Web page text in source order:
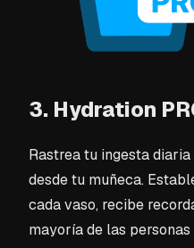
3. Hydration
Rastrea tu ingesta
desde tu muñeca.
cada vaso, recibe
mayoría de las